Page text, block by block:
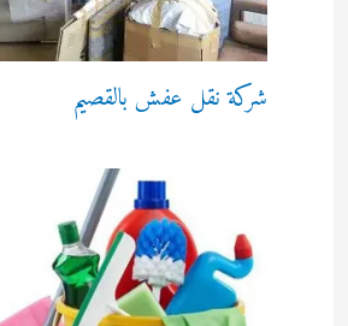
شركة نقل عفش بالقصيم